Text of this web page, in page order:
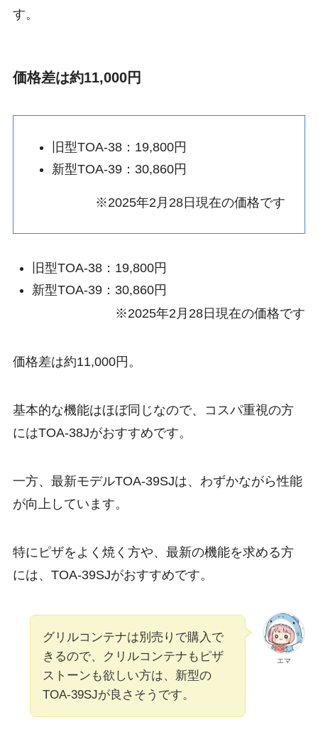
す。
価格差は約11,000円
旧型TOA-38：19,800円
新型TOA-39：30,860円
※2025年2月28日現在の価格です
旧型TOA-38：19,800円
新型TOA-39：30,860円
※2025年2月28日現在の価格です
価格差は約11,000円。
基本的な機能はほぼ同じなので、コスパ重視の方
にはTOA-38Jがおすすめです。
一方、最新モデルTOA-39SJは、わずかながら性能
が向上しています。
特にピザをよく焼く方や、最新の機能を求める方
には、TOA-39SJがおすすめです。
エマ
グリルコンテナは別売りで購入で
きるので、クリルコンテナもピザ
ストーンも欲しい方は、新型の
TOA-39SJが良さそうです。